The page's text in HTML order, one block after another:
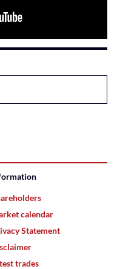
calendar
Statement
trades